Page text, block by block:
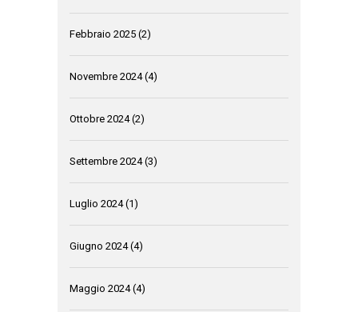
Febbraio 2025 (2)
Novembre 2024(4)
Ottobre 2024(2)
Settembre 2024(3)
Luglio 2024(1)
Giugno 2024(4)
Maggio 2024(4)